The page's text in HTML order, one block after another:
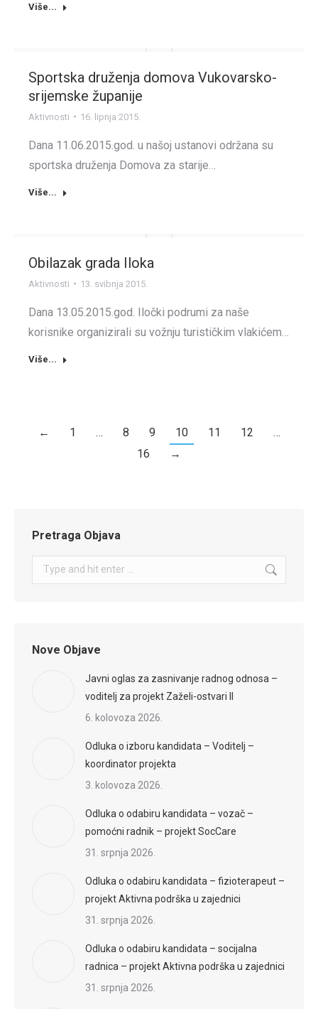
Više...
Sportska druženja domova Vukovarsko-
srijemske županije
Aktivnosti 16. lipnja 2015.
Dana 11.06.2015.god. u našoj ustanovi održana su
sportska druženja Domova za starije…
Više...
Obilazak grada Iloka
Aktivnosti 13. svibnja 2015.
Dana 13.05.2015.god. Iločki podrumi za naše
korisnike organizirali su vožnju turističkim vlakićem…
Više...
← 1 … 8 9 10 11 12
…
16
→
Pretraga Objava
Search:
Nove Objave
Javni oglas za zasnivanje radnog odnosa –
voditelj za projekt Zaželi-ostvari II
6. kolovoza 2026.
Odluka o izboru kandidata – Voditelj –
koordinator projekta
3. kolovoza 2026.
Odluka o odabiru kandidata – vozač –
pomoćni radnik – projekt SocCare
31. srpnja 2026.
Odluka o odabiru kandidata – fizioterapeut –
projekt Aktivna podrška u zajednici
31. srpnja 2026.
Odluka o odabiru kandidata – socijalna
radnica – projekt Aktivna podrška u zajednici
31. srpnja 2026.